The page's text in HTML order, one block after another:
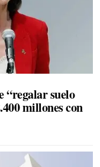
“regalar suelo
millones con